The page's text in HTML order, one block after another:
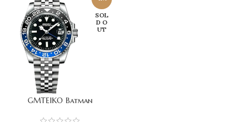
SOL
D O
UT
GMTEIKO Batman